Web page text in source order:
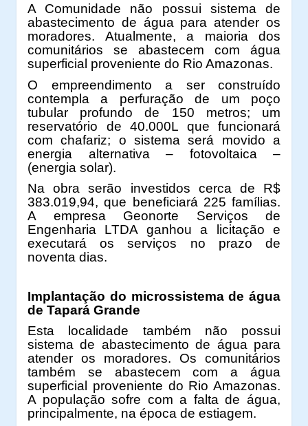
A Comunidade não possui sistema de
abastecimento de água para atender os
moradores. Atualmente, a maioria dos
comunitários se abastecem com água
superficial proveniente do Rio Amazonas.
O empreendimento a ser construído
contempla a perfuração de um poço
tubular profundo de 150 metros; um
reservatório de 40.000L que funcionará
com chafariz; o sistema será movido a
energia alternativa – fotovoltaica –
(energia solar).
Na obra serão investidos cerca de R$
383.019,94, que beneficiará 225 famílias.
A empresa Geonorte Serviços de
Engenharia LTDA ganhou a licitação e
executará os serviços no prazo de
noventa dias.
Implantação do microssistema de água
de Tapará Grande
Esta localidade também não possui
sistema de abastecimento de água para
atender os moradores. Os comunitários
também se abastecem com a água
superficial proveniente do Rio Amazonas.
A população sofre com a falta de água,
principalmente, na época de estiagem.